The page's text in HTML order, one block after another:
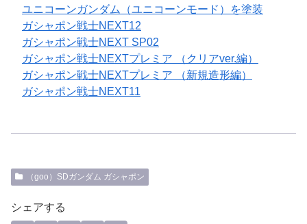
ユニコーンガンダム（ユニコーンモード）を塗装
ガシャポン戦士NEXT12
ガシャポン戦士NEXT SP02
ガシャポン戦士NEXTプレミア （クリアver.編）
ガシャポン戦士NEXTプレミア （新規造形編）
ガシャポン戦士NEXT11
（goo）SDガンダム ガシャポン
シェアする